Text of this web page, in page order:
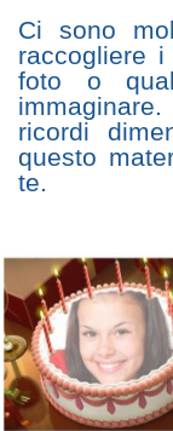
Ci sono
raccogliere
foto o
ricordi
questo
te.